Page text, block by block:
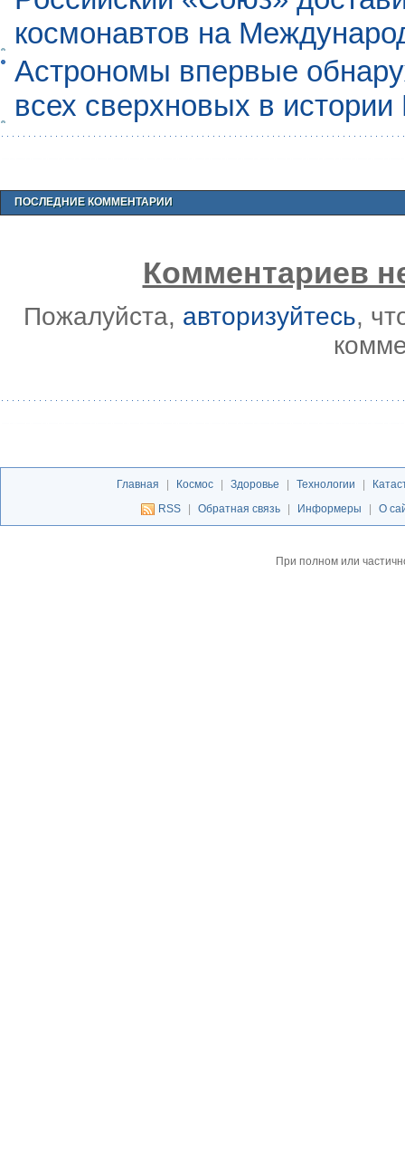
космонавтов на
Астрономы впервые
всех сверхновых в
ПОСЛЕДНИЕ КОММЕНТАРИИ
Комментариев
Пожалуйста, авторизуйтесь,
Главная | Космос | Здоровье | Технологии |
RSS
| Обратная связь | Информеры | О
При полном или